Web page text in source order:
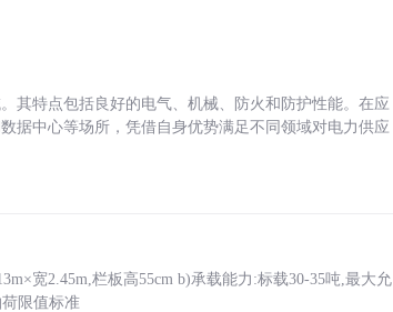
其特点包括良好的电气、机械、防火和防护性能。在应
据中心等场所，凭借自身优势满足不同领域对电力供应
宽2.45m,栏板高55cm b)承载能力:标载30-35吨,最大允
限值标准